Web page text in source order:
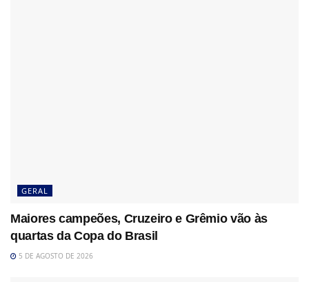
GERAL
Maiores campeões, Cruzeiro e Grêmio vão às
quartas da Copa do Brasil
5 DE AGOSTO DE 2026